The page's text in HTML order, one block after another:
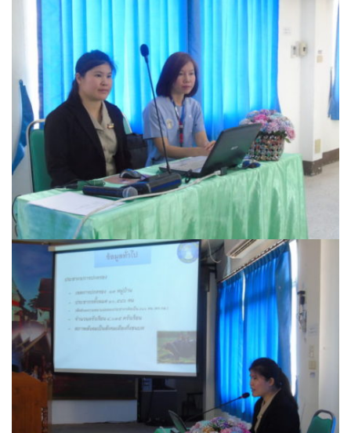
บ้านสวนศรีสุขโฮมสเตย์
บ้านฮิมนาปัว
บ้านไม้ปลายนา
ป.ปิ๊กโฮมสเตย์
ปรางค์ทองแมนชั่น
ปวินท์ศิลป์แกลอรี่แอนด์รีสอร์ท
ปัว พาโนราม่า รีสอร์ท
ปัวตรึงใจ๋ รีสอร์ท
ปัวนาน่านแคมป์ปิ้ง
ปัวพัตรา โฮเทล
ปัวพาราไดซ์เพลส
ปัวสบายรีสอร์ท